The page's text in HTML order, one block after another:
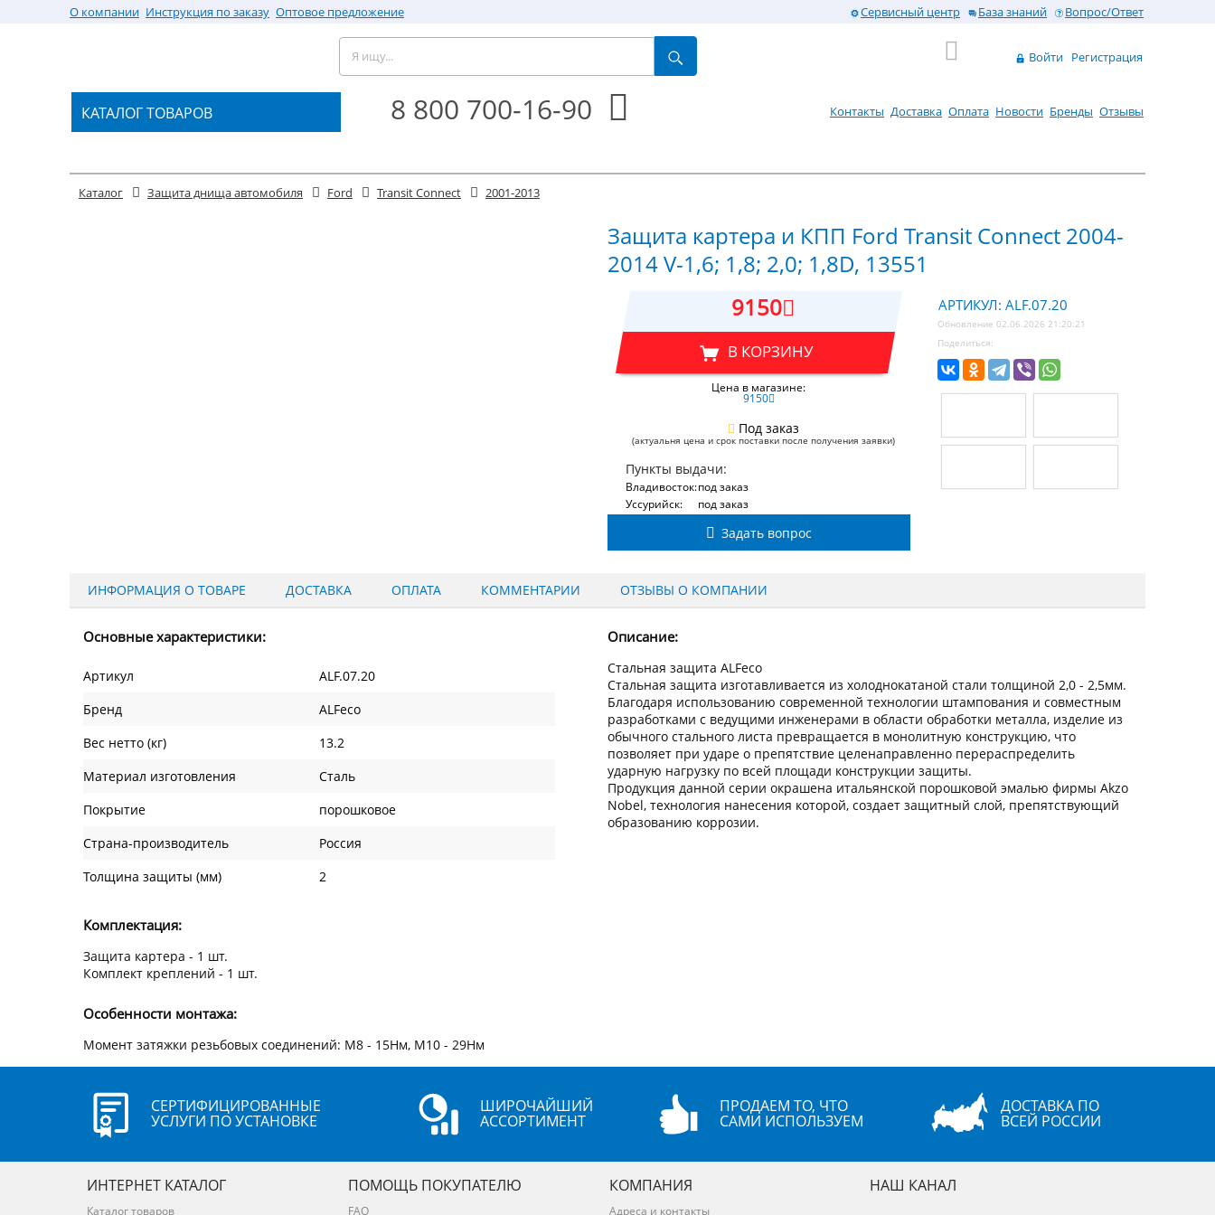
О компании Инструкция по заказу Оптовое предложение Сервисный центр База знаний Вопрос/Ответ
Войти Регистрация
КАТАЛОГ ТОВАРОВ 8 800 700-16-90 Контакты Доставка Оплата Новости Бренды Отзывы
Каталог Защита днища автомобиля Ford Transit Connect 2001-2013
Защита картера и КПП Ford Transit Connect 2004-
2014 V-1,6; 1,8; 2,0; 1,8D, 13551
9150
В КОРЗИНУ
Цена в магазине:
9150
Под заказ
(актуальня цена и срок поставки после получения заявки)
Пункты выдачи:
Владивосток:под заказ
Уссурийск:
под заказ
Задать вопрос
АРТИКУЛ: ALF.07.20
Обновление 02.06.2026 21:20:21
Поделиться:
ИНФОРМАЦИЯ О ТОВАРЕ ДОСТАВКА ОПЛАТА КОММЕНТАРИИ ОТЗЫВЫ О КОМПАНИИ
Основные характеристики:
Артикул
ALF.07.20
Бренд
ALFeco
Вес нетто (кг)
13.2
Материал изготовления
Сталь
Покрытие
порошковое
Страна-производитель
Россия
Толщина защиты (мм)
2
Комплектация:
Защита картера - 1 шт.
Комплект креплений - 1 шт.
Особенности монтажа:
Момент затяжки резьбовых соединений: M8 - 15Нм, М10 - 29Нм
Описание:
Стальная защита ALFeco
Стальная защита изготавливается из холоднокатаной стали толщиной 2,0 - 2,5мм.
Благодаря использованию современной технологии штампования и совместным
разработками с ведущими инженерами в области обработки металла, изделие из
обычного стального листа превращается в монолитную конструкцию, что
позволяет при ударе о препятствие целенаправленно перераспределить
ударную нагрузку по всей площади конструкции защиты.
Продукция данной серии окрашена итальянской порошковой эмалью фирмы Akzo
Nobel, технология нанесения которой, создает защитный слой, препятствующий
образованию коррозии.
СЕРТИФИЦИРОВАННЫЕ
УСЛУГИ ПО УСТАНОВКЕ
ШИРОЧАЙШИЙ
АССОРТИМЕНТ
ПРОДАЕМ ТО, ЧТО
САМИ ИСПОЛЬЗУЕМ
ДОСТАВКА ПО
ВСЕЙ РОССИИ
ИНТЕРНЕТ КАТАЛОГ
Каталог товаров
ПОМОЩЬ ПОКУПАТЕЛЮ
FAQ
КОМПАНИЯ
Адреса и контакты
НАШ КАНАЛ